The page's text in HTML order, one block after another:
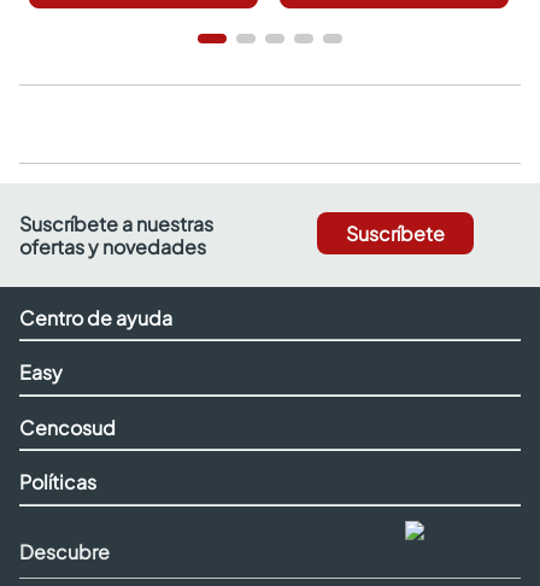
Suscríbete a nuestras
ofertas y novedades
Suscríbete
Centro de ayuda
Easy
Cencosud
Políticas
Descubre